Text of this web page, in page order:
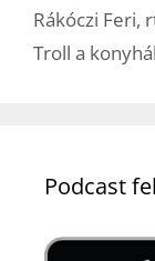
Rákóczi Feri,
Troll a
Podcast